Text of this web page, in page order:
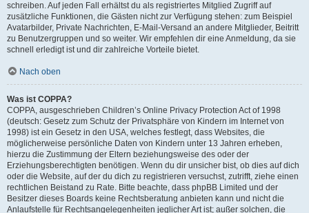
schreiben. Auf jeden Fall erhältst du als registriertes Mitglied Zugriff auf
zusätzliche Funktionen, die Gästen nicht zur Verfügung stehen: zum Beispiel
Avatarbilder, Private Nachrichten, E-Mail-Versand an andere Mitglieder, Beitritt
zu Benutzergruppen und so weiter. Wir empfehlen dir eine Anmeldung, da sie
schnell erledigt ist und dir zahlreiche Vorteile bietet.
Nach oben
Was ist COPPA?
COPPA, ausgeschrieben Children’s Online Privacy Protection Act of 1998
(deutsch: Gesetz zum Schutz der Privatsphäre von Kindern im Internet von
1998) ist ein Gesetz in den USA, welches festlegt, dass Websites, die
möglicherweise persönliche Daten von Kindern unter 13 Jahren erheben,
hierzu die Zustimmung der Eltern beziehungsweise des oder der
Erziehungsberechtigten benötigen. Wenn du dir unsicher bist, ob dies auf dich
oder die Website, auf der du dich zu registrieren versuchst, zutrifft, ziehe einen
rechtlichen Beistand zu Rate. Bitte beachte, dass phpBB Limited und der
Besitzer dieses Boards keine Rechtsberatung anbieten kann und nicht die
Anlaufstelle für Rechtsangelegenheiten jeglicher Art ist; außer solchen, die